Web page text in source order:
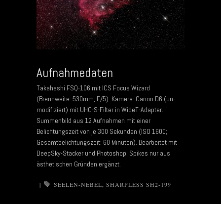
Aufnahmedaten
Takahashi FSQ-106 mit ICS Focus Wizard
(Brennweite: 530mm, F/5). Kamera: Canon D6 (un-
modifiziert) mit UHC-S-Filter in WideT-Adapter.
Summenbild aus 12 Aufnahmen mit einer
Belichtungszeit von je 300 Sekunden (ISO 1600;
Gesamtbelichtungszeit: 60 Minuten). Bearbeitet mit
DeepSky-Stacker und Photoshop; Spikes nur aus
ästhetischen Gründen ergänzt.
| SEELEN-NEBEL, SHARPLESS SH2-199